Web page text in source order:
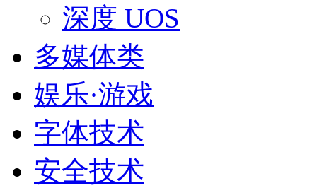
深度 UOS
多媒体类
娱乐·游戏
字体技术
安全技术